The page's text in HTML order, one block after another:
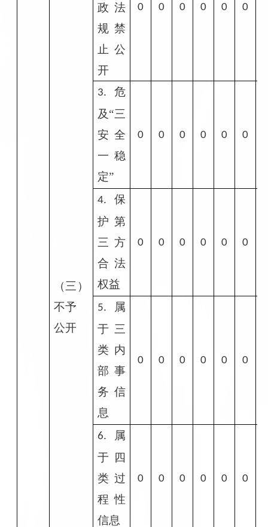
（三）
不予
公开
政法
规禁
止公
开
0 0 0 0 0 0
3.
危
及“三
安全
一稳
定”
0 0 0 0 0 0
4.
保
护第
三方
合法
权益
0 0 0 0 0 0
5.
属
于三
类内
部事
务信
息
0 0 0 0 0 0
6.
属
于四
类过
程性
信息
0 0 0 0 0 0